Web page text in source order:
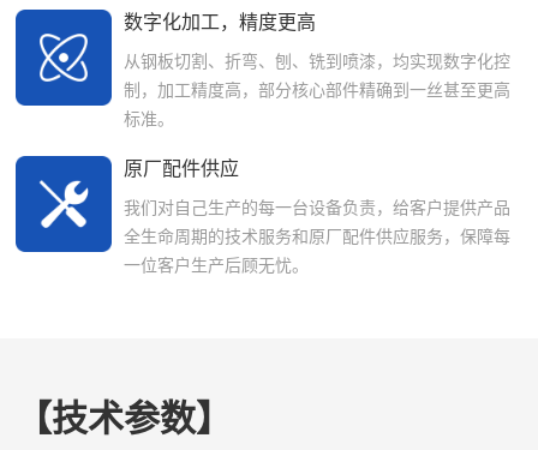
数字化加工，精度更高
从钢板切割、折弯、刨、铣到喷漆，均实现数字化控
制，加工精度高，部分核心部件精确到一丝甚至更高
标准。
原厂配件供应
我们对自己生产的每一台设备负责，给客户提供产品
全生命周期的技术服务和原厂配件供应服务，保障每
一位客户生产后顾无忧。
【技术参数】